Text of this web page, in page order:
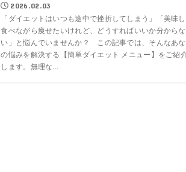
2026.02.03
「ダイエットはいつも途中で挫折してしまう」「美味し
食べながら痩せたいけれど、どうすればいいか分からな
い」と悩んでいませんか？ この記事では、そんなあ
の悩みを解決する【簡単ダイエット メニュー】をご紹
します。無理な...